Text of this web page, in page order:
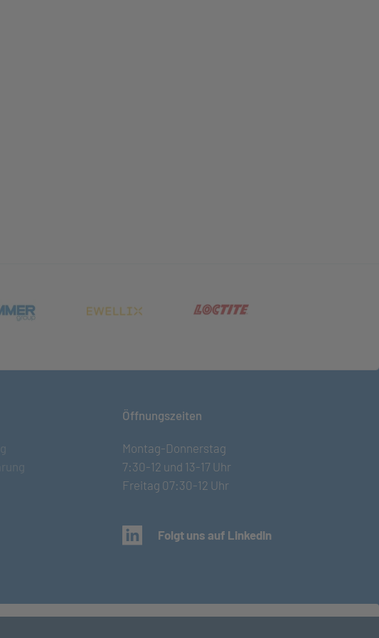
Tab)(öffnet in neuem Tab)(öffnet in neuem Tab)(öffnet in neuem Tab)
Öffnungszeiten
Montag-Donnerstag
7:30-12 und 13-17 Uhr
Freitag 07:30-12 Uhr
(öffnet in neuem Tab)
Folgt uns auf LinkedIn